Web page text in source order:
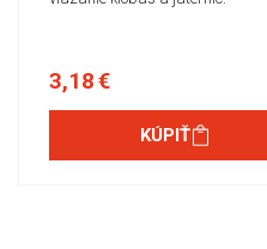
3,18 €
KÚPIŤ